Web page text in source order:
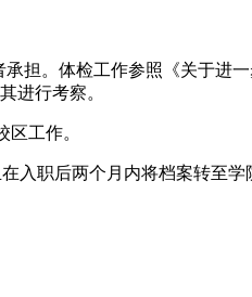
担。体检工作参照《关于进
进行考察。
工作。
入职后两个月内将档案转至学